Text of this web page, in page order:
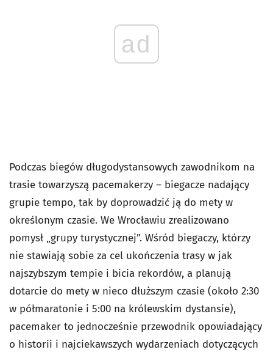
ad
Podczas biegów długodystansowych zawodnikom na
trasie towarzyszą pacemakerzy – biegacze nadający
grupie tempo, tak by doprowadzić ją do mety w
określonym czasie. We Wrocławiu zrealizowano
pomysł „grupy turystycznej”. Wśród biegaczy, którzy
nie stawiają sobie za cel ukończenia trasy w jak
najszybszym tempie i bicia rekordów, a planują
dotarcie do mety w nieco dłuższym czasie (około 2:30
w półmaratonie i 5:00 na królewskim dystansie),
pacemaker to jednocześnie przewodnik opowiadający
o historii i najciekawszych wydarzeniach dotyczących